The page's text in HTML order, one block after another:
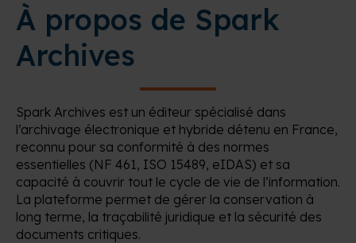
À propos de Spark
Archives
Spark Archives est un éditeur spécialisé dans
l’archivage électronique et hybride détenu en France,
reconnu pour sa conformité à des normes
essentielles (NF 461, ISO 15489, eIDAS) et sa
capacité à couvrir tout le cycle de vie de l’information.
La plateforme permet de gérer la conservation à
long terme, la traçabilité juridique et la sécurité des
documents critiques.